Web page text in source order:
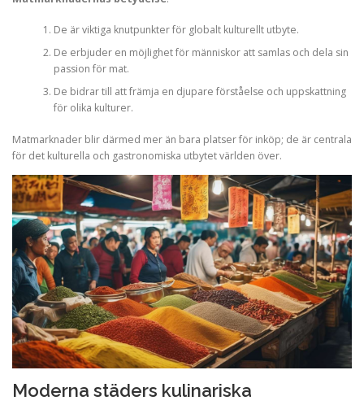
De är viktiga knutpunkter för globalt kulturellt utbyte.
De erbjuder en möjlighet för människor att samlas och dela sin
passion för mat.
De bidrar till att främja en djupare förståelse och uppskattning
för olika kulturer.
Matmarknader blir därmed mer än bara platser för inköp; de är centrala
för det kulturella och gastronomiska utbytet världen över.
Moderna städers kulinariska